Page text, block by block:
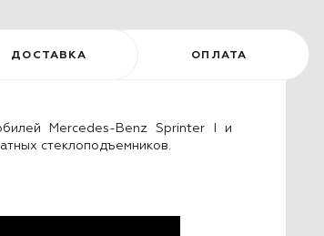
ДОСТАВКА ОПЛАТА
Mercedes-Benz Sprinter I и
стеклоподъемников.